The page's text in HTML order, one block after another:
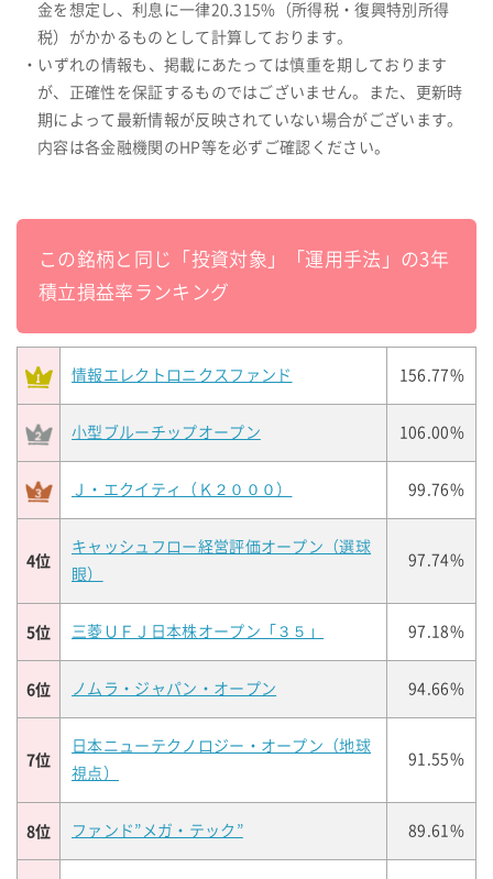
金を想定し、利息に一律20.315%（所得税・復興特別所得
税）がかかるものとして計算しております。
・いずれの情報も、掲載にあたっては慎重を期しております
が、正確性を保証するものではございません。また、更新時
期によって最新情報が反映されていない場合がございます。
内容は各金融機関のHP等を必ずご確認ください。
この銘柄と同じ「投資対象」「運用手法」の3年
積立損益率ランキング
情報エレクトロニクスファンド 156.77%
小型ブルーチップオープン 106.00%
Ｊ・エクイティ（Ｋ２０００） 99.76%
4位
キャッシュフロー経営評価オープン（選球
眼）
97.74%
5位 三菱ＵＦＪ日本株オープン「３５」 97.18%
6位 ノムラ・ジャパン・オープン 94.66%
7位
日本ニューテクノロジー・オープン（地球
視点）
91.55%
8位 ファンド”メガ・テック” 89.61%